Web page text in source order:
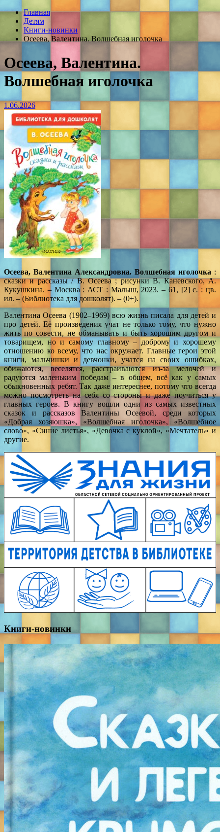
Главная
Детям
Книги-новинки
Осеева, Валентина. Волшебная иголочка
Осеева, Валентина.
Волшебная иголочка
1.06.2026
Осеева, Валентина Александровна. Волшебная иголочка :
сказки и рассказы / В. Осеева ; рисунки В. Каневского, А.
Кукушкина. – Москва : АСТ : Малыш, 2023. – 61, [2] с. : цв.
ил. – (Библиотека для дошколят). – (0+).
Валентина Осеева (1902–1969) всю жизнь писала для детей и
про детей. Её произведения учат не только тому, что нужно
жить по совести, не обманывать и быть хорошим другом и
товарищем, но и самому главному – доброму и хорошему
отношению ко всему, что нас окружает. Главные герои этой
книги, мальчишки и девчонки, учатся на своих ошибках,
обижаются, веселятся, расстраиваются из-за мелочей и
радуются маленьким победам – в общем, всё как у самых
обыкновенных ребят. Так даже интереснее, потому что всегда
можно посмотреть на себя со стороны и даже поучиться у
главных героев. В книгу вошли одни из самых известных
сказок и рассказов Валентины Осеевой, среди которых
«Добрая хозяюшка», «Волшебная иголочка», «Волшебное
слово», «Синие листья», «Девочка с куклой», «Мечтатель» и
другие.
Книги-новинки